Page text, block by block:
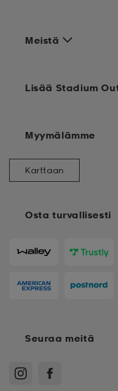
Meistä
Osta turvallisesti
Lisää Stadium
Myymälämme
Karttaan
Seuraa meitä